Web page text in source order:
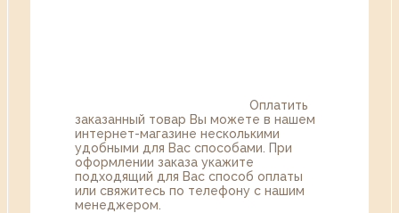
Оплатить
заказанный товар Вы можете в нашем
интернет-магазине несколькими
удобными для Вас способами. При
оформлении заказа укажите
подходящий для Вас способ оплаты
или свяжитесь по телефону с нашим
менеджером.